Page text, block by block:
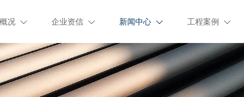
况  企业资信  新闻中心  工程案例 